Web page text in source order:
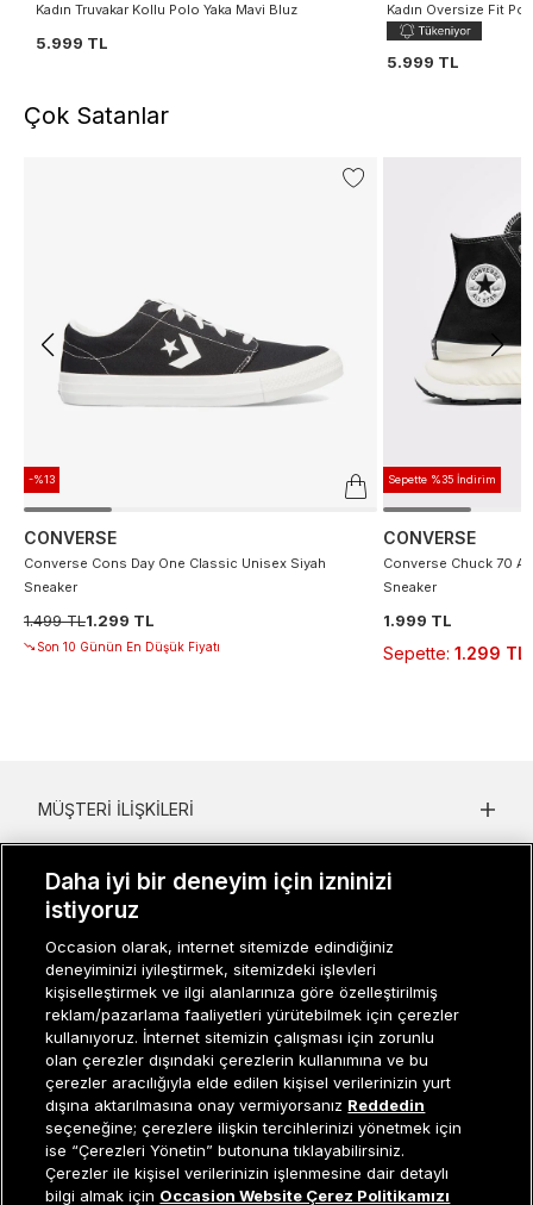
Tükendi
Kadın Truvakar Kollu Polo Yaka Mavi Bluz
5.999 TL
Kadın Oversize Fit
5.999 TL
Çok Satanlar
-%13
CONVERSE
Converse Cons Day One Classic Unisex Siyah
Sneaker
1.499 TL1.299 TL
Son 10 Günün En Düşük Fiyatı
Sepette %35 İndirim
CONVERSE
Converse Chuck 70
Sneaker
1.999 TL
Sepette: 1.299 TL
Müşteri İlişkileri0 850 800 01 20
MÜŞTERI İLIŞKILERI
KADIN KATEGORILER
GRUP MARKALAR
ERKEK KATEGORILER
Occasion bir EREN PERAKENDE markasıdır. © Eren Holding
Daha iyi bir deneyim için izninizi
istiyoruz
Occasion olarak, internet sitemizde edindiğiniz
deneyiminizi iyileştirmek, sitemizdeki işlevleri
kişiselleştirmek ve ilgi alanlarınıza göre özelleştirilmiş
reklam/pazarlama faaliyetleri yürütebilmek için çerezler
kullanıyoruz. İnternet sitemizin çalışması için zorunlu
olan çerezler dışındaki çerezlerin kullanımına ve bu
çerezler aracılığıyla elde edilen kişisel verilerinizin yurt
dışına aktarılmasına onay vermiyorsanız Reddedin
seçeneğine; çerezlere ilişkin tercihlerinizi yönetmek için
ise “Çerezleri Yönetin” butonuna tıklayabilirsiniz.
Çerezler ile kişisel verilerinizin işlenmesine dair detaylı
bilgi almak için Occasion Website Çerez Politikamızı